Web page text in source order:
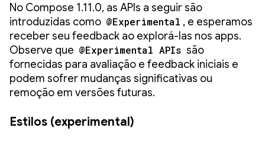
No Compose 1.11.0, as APIs a seguir são
introduzidas como @Experimental , e esperamos
receber seu feedback ao explorá-las nos apps.
Observe que @Experimental APIs são
fornecidas para avaliação e feedback iniciais e
podem sofrer mudanças significativas ou
remoção em versões futuras.
Estilos (experimental)